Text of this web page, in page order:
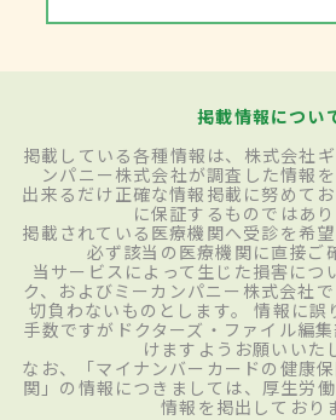
掲載情報につい
掲載している各種情報は、株式会社
ンパニー株式会社が調査した情報を
出来るだけ正確な情報掲載に努めて
に保証するものではあり
掲載されている医療機関へ受診を希
必ず該当の医療機関に直接ご
当サービスによって生じた損害につ
ク、およびミーカンパニー株式会社
切負わないものとします。 情報に誤
手数ですがドクターズ・ファイル編
けますようお願いいた
なお、「マイナンバーカードの健康
関」の情報につきましては、厚生労
情報を掲出しており